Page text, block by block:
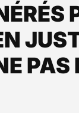
PAS